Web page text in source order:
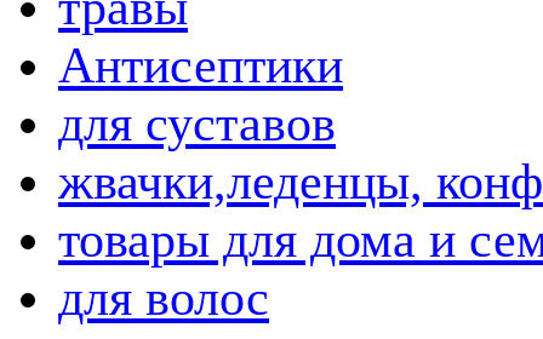
Антисептики
для суставов
жвачки,леденцы,
товары для дома и
для волос